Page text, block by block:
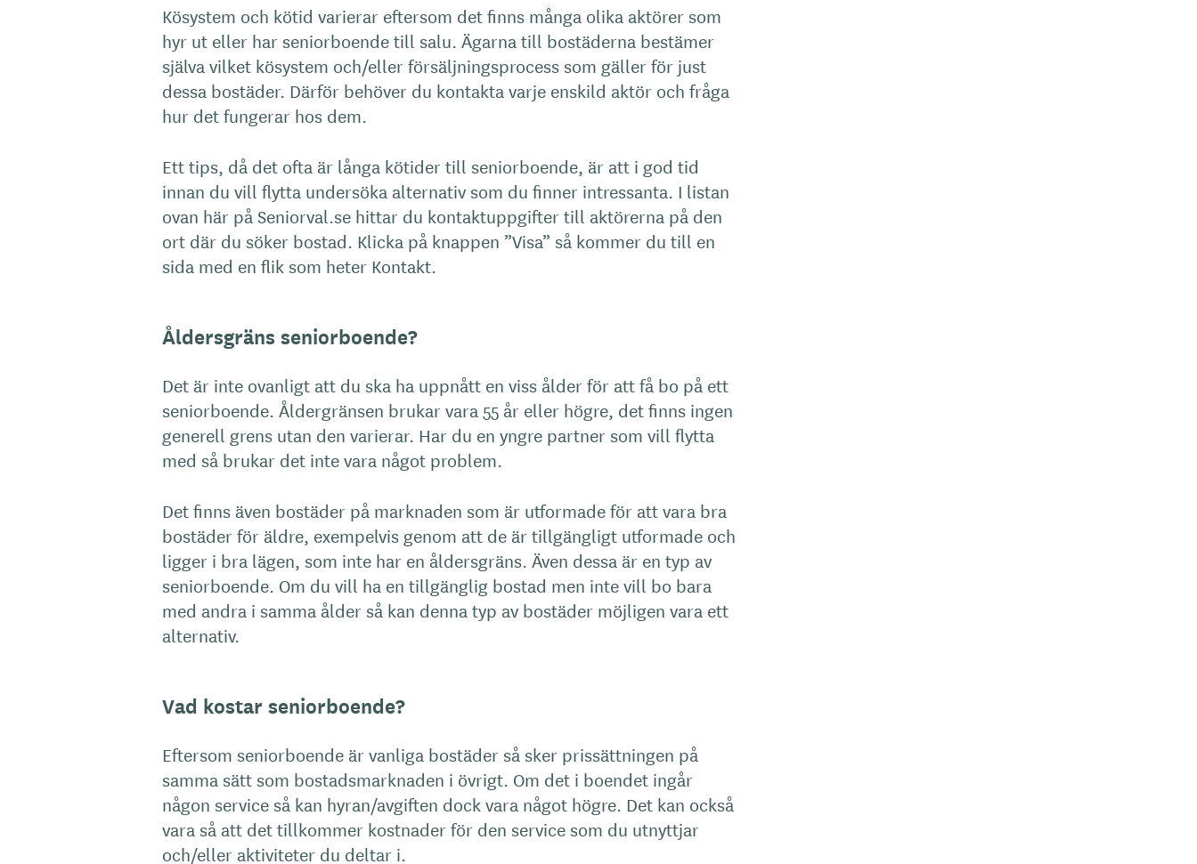
Kösystem och kötid varierar eftersom det finns många olika aktörer som
hyr ut eller har seniorboende till salu. Ägarna till bostäderna bestämer
själva vilket kösystem och/eller försäljningsprocess som gäller för just
dessa bostäder. Därför behöver du kontakta varje enskild aktör och fråga
hur det fungerar hos dem.
Ett tips, då det ofta är långa kötider till seniorboende, är att i god tid
innan du vill flytta undersöka alternativ som du finner intressanta. I listan
ovan här på Seniorval.se hittar du kontaktuppgifter till aktörerna på den
ort där du söker bostad. Klicka på knappen ”Visa” så kommer du till en
sida med en flik som heter Kontakt.
Åldersgräns seniorboende?
Det är inte ovanligt att du ska ha uppnått en viss ålder för att få bo på ett
seniorboende. Åldergränsen brukar vara 55 år eller högre, det finns ingen
generell grens utan den varierar. Har du en yngre partner som vill flytta
med så brukar det inte vara något problem.
Det finns även bostäder på marknaden som är utformade för att vara bra
bostäder för äldre, exempelvis genom att de är tillgängligt utformade och
ligger i bra lägen, som inte har en åldersgräns. Även dessa är en typ av
seniorboende. Om du vill ha en tillgänglig bostad men inte vill bo bara
med andra i samma ålder så kan denna typ av bostäder möjligen vara ett
alternativ.
Vad kostar seniorboende?
Eftersom seniorboende är vanliga bostäder så sker prissättningen på
samma sätt som bostadsmarknaden i övrigt. Om det i boendet ingår
någon service så kan hyran/avgiften dock vara något högre. Det kan också
vara så att det tillkommer kostnader för den service som du utnyttjar
och/eller aktiviteter du deltar i.